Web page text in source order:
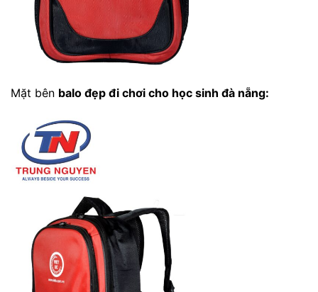
Mặt bên balo đẹp đi chơi cho học sinh đà nẵng: